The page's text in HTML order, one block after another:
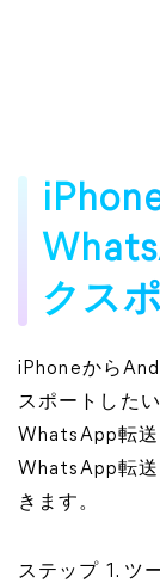
クス
iPhoneから
スポートした
WhatsApp転送
WhatsApp転
きます。
ステップ 1. ツ